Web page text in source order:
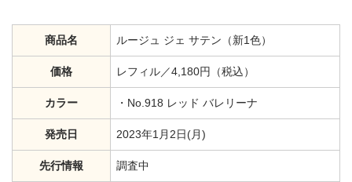
商品名 ルージュ ジェ サテン（新1色）
価格 レフィル／4,180円（税込）
カラー ・No.918 レッド バレリーナ
発売日 2023年1月2日(月)
先行情報 調査中